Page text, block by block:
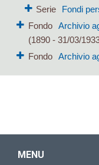
Serie
Fondi
Fondo
Archivio
(1890 - 31/03/
Fondo
Archivio
MENU